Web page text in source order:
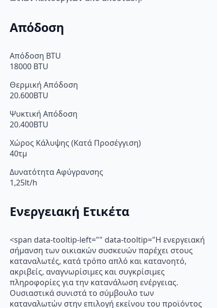
Απόδοση
Απόδοση BTU
18000 BTU
Θερμική Απόδοση
20.600BTU
Ψυκτική Απόδοση
20.400BTU
Χώρος Κάλυψης (Κατά Προσέγγιση)
40τμ
Δυνατότητα Αφύγρανσης
1,25lt/h
Ενεργειακή Ετικέτα
<span data-tooltip-left="" data-tooltip="Η ενεργειακή
σήμανση των οικιακών συσκευών παρέχει στους
καταναλωτές, κατά τρόπο απλό και κατανοητό,
ακριβείς, αναγνωρίσιμες και συγκρίσιμες
πληροφορίες για την κατανάλωση ενέργειας.
Ουσιαστικά συνιστά το σύμβουλο των
καταναλωτών στην επιλογή εκείνου του προϊόντος